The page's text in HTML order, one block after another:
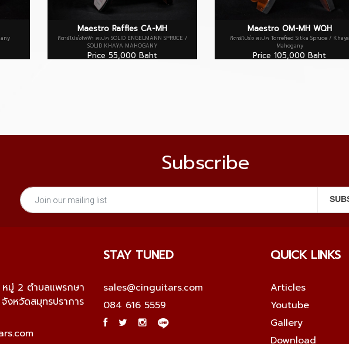
Maestro Raffles CA-MH
กีตาร์โปร่งไฟฟ้า สเปค SOLID ENGELMANN SPRUCE /
SOLID KHAYA MAHOGANY
Price 55,000 Baht
Maestro OM-MH WQH
กีตาร์โปร่ง สเปค Torrefied Sitka Spruce / Khaya
Mahogany
Price 105,000 Baht
Subscribe
มู่ 2 ตำบลแพรกษา
งหวัดสมุทรปราการ
STAY TUNED
sales@cinguitars.com
084 616 5559
QUICK LINKS
Articles
Youtube
Gallery
Download